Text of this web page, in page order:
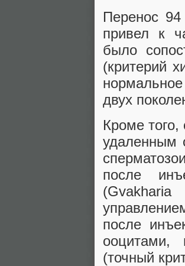
Перенос
привел к
было
(критерий
двух
Кроме
удаленным
после
после
(точный